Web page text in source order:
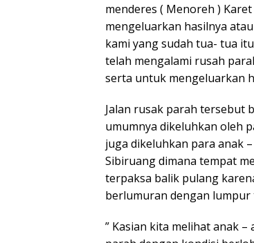
menderes ( Menoreh )
mengeluarkan hasilnya
kami yang sudah tua- tua
telah mengalami rusah
serta untuk mengeluarkan
Jalan rusak parah tersebut
umumnya dikeluhkan oleh
juga dikeluhkan para anak
Sibiruang dimana tempat
terpaksa balik pulang
berlumuran dengan
” Kasian kita melihat anak